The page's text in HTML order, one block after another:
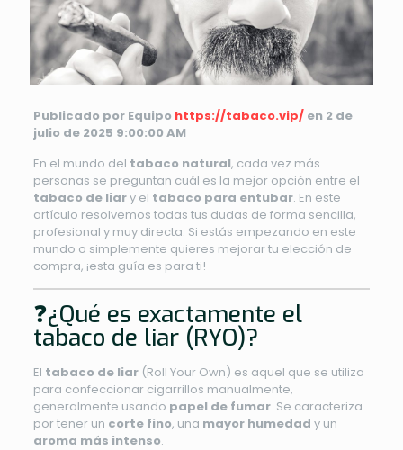
Publicado por Equipo https://tabaco.vip/en 2 de
julio de 2025 9:00:00 AM
En el mundo del tabaco natural, cada vez más
personas se preguntan cuál es la mejor opción entre el
tabaco de liary el tabaco para entubar. En este
artículo resolvemos todas tus dudas de forma sencilla,
profesional y muy directa. Si estás empezando en este
mundo o simplemente quieres mejorar tu elección de
compra, ¡esta guía es para ti!
❓¿Qué es exactamente el
tabaco de liar (RYO)?
El tabaco de liar(Roll Your Own) es aquel que se utiliza
para confeccionar cigarrillos manualmente,
generalmente usando papel de fumar. Se caracteriza
por tener un corte fino, una mayor humedad y un
aroma más intenso.